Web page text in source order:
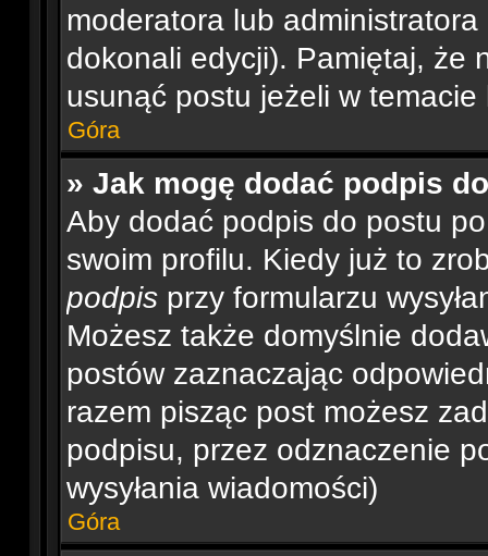
moderatora lub
dokonali edycji). Pamiętaj, że
usunąć postu jeżeli w temacie
Góra
» Jak mogę dodać podpis
Aby dodać podpis do postu
swoim profilu. Kiedy już to
podpis przy formularzu
Możesz także domyślnie
postów zaznaczając
razem pisząc post możesz
podpisu, przez odznaczenie
wysyłania wiadomości)
Góra